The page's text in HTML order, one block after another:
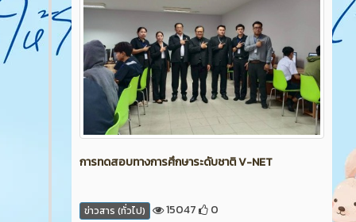
การทดสอบทางการศึกษาระดับชาติ V-NET
ข่าวสาร (ทั่วไป) 15047 0